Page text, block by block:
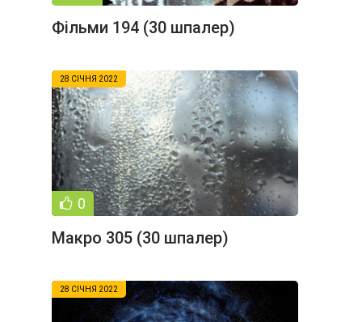
Фільми 194 (30 шпалер)
28 СІЧНЯ 2022
0
Макро 305 (30 шпалер)
28 СІЧНЯ 2022